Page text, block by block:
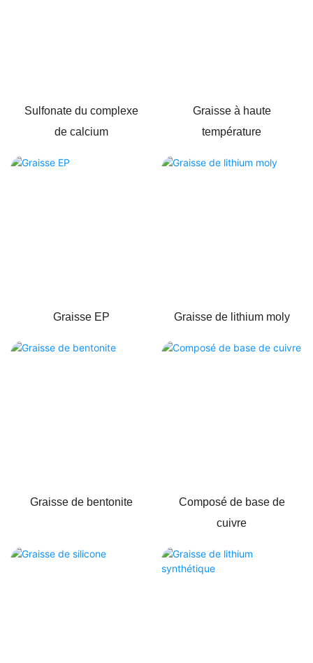
Sulfonate du complexe
de calcium
Graisse à haute
température
Graisse EP Graisse de lithium moly
Graisse de bentonite
Composé de base de
cuivre